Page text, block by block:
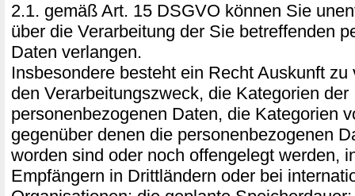
2.1. gemäß Art. 15 DSGVO können Sie
über die Verarbeitung der Sie betreffenden
Daten verlangen.
Insbesondere besteht ein Recht Auskunft zu
den Verarbeitungszweck, die Kategorien der
personenbezogenen Daten, die Kategorien
gegenüber denen die personenbezogenen
worden sind oder noch offengelegt werden,
Empfängern in Drittländern oder bei